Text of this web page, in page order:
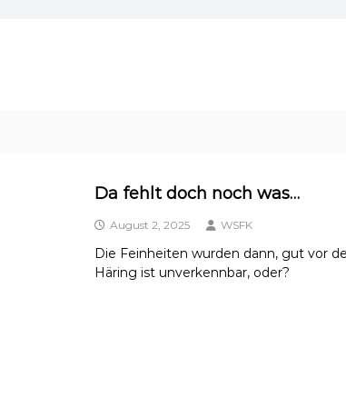
Da fehlt doch noch was…
August 2, 2025 WSFK
Die Feinheiten wurden dann, gut vor
Häring ist unverkennbar, oder?